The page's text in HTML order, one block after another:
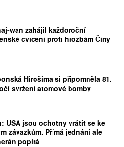
wan zahájil každoroční
cvičení proti hrozbám Číny
Hirošima si připomněla 81.
svržení atomové bomby
USA jsou ochotny vrátit se ke
závazkům. Přímá jednání ale
popírá